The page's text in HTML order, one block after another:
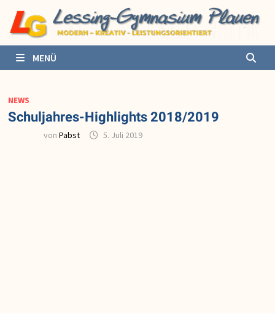
zum
Inhalt
MENÜ
NEWS
Schuljahres-Highlights 2018/2019
vonPabst 5. Juli 2019